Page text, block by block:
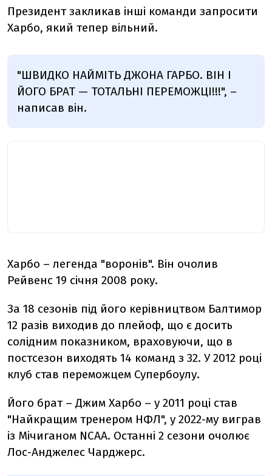
Президент закликав інші команди запросити
Харбо, який тепер вільний.
"ШВИДКО НАЙМІТЬ ДЖОНА ГАРБО. ВІН І
ЙОГО БРАТ — ТОТАЛЬНІ ПЕРЕМОЖЦІ!!!", –
написав він.
Харбо – легенда "воронів". Він очолив
Рейвенс 19 січня 2008 року.
За 18 сезонів під його керівництвом Балтимор
12 разів виходив до плейоф, що є досить
солідним показником, враховуючи, що в
постсезон виходять 14 команд з 32. У 2012 році
клуб став переможцем Супербоулу.
Його брат – Джим Харбо – у 2011 році став
"Найкращим тренером НФЛ", у 2022-му виграв
із Мічиганом NCAA. Останні 2 сезони очолює
Лос-Анджелес Чарджерс.